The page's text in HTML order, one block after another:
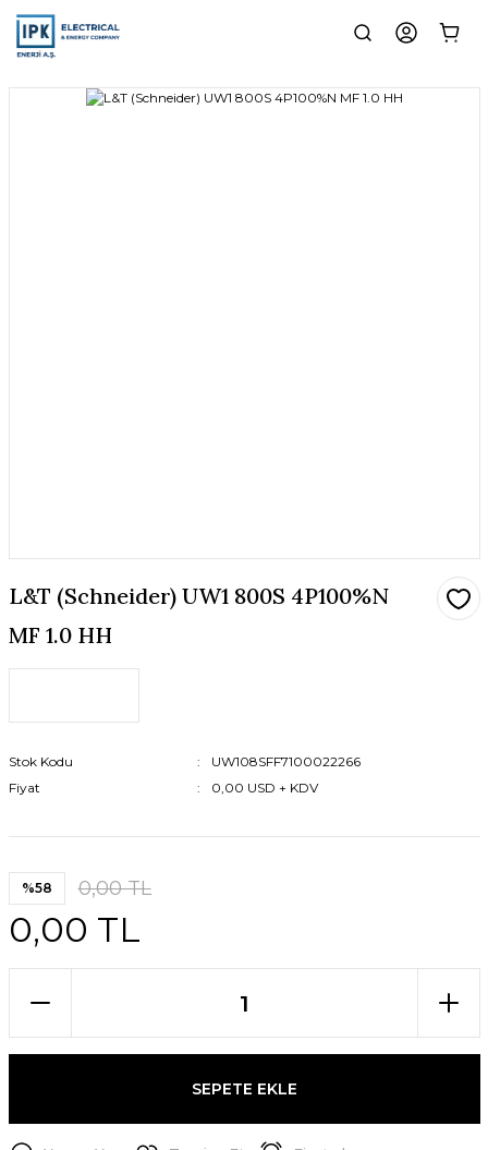
L&T (Schneider) UW1 800S 4P100%N
MF 1.0 HH
Stok Kodu
UW108SFF7100022266
Fiyat
0,00 USD + KDV
%58 0,00 TL
0,00 TL
SEPETE EKLE